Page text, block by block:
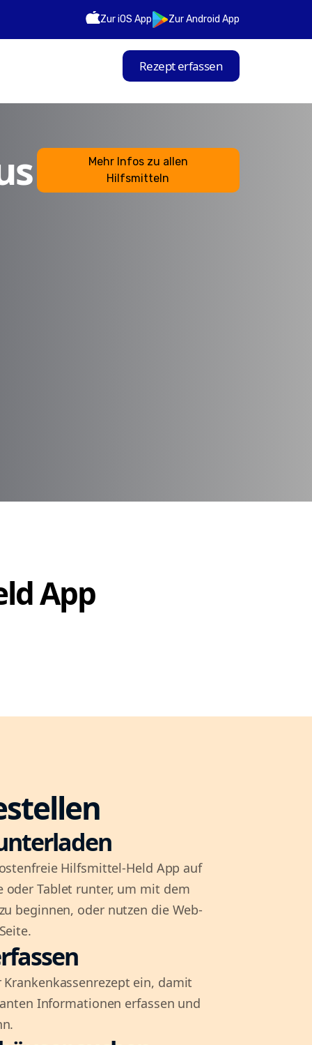
Zur iOS App Zur Android App
Rezept erfassen
Mehr Infos zu allen
Hilfsmitteln
App
Hilfsmittel-Held App auf
oder Tablet runter, um mit dem
beginnen, oder nutzen die Web-
Krankenkassenrezept ein, damit
Informationen erfassen und